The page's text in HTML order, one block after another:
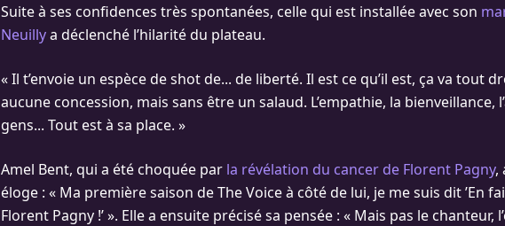
Suite à ses confidences très spontanées, celle qui est installée avec son
Neuillya déclenché l’hilarité du plateau.
« Il t’envoie un espèce de shot de... de liberté. Il est ce qu’il est, ça va tout
aucune concession, mais sans être un salaud. L’empathie, la bienveillance,
gens... Tout est à sa place. »
Amel Bent, qui a été choquée par la révélation du cancer de Florent Pagny,
éloge : « Ma première saison de The Voice à côté de lui, je me suis dit ’En
Florent Pagny !’ ». Elle a ensuite précisé sa pensée : « Mais pas le chanteur,